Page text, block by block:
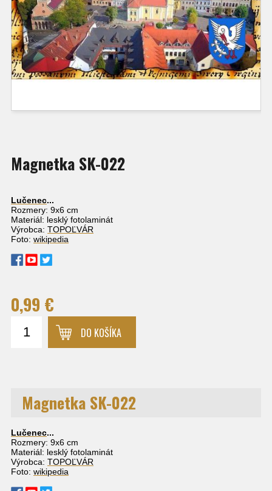
Magnetka SK-022
Lučenec...
Rozmery: 9x6 cm
Materiál: lesklý fotolaminát
Výrobca: TOPOĽVÁR
Foto: wikipedia
0,99 €
DO KOŠÍKA
Magnetka SK-022
Lučenec...
Rozmery: 9x6 cm
Materiál: lesklý fotolaminát
Výrobca: TOPOĽVÁR
Foto: wikipedia